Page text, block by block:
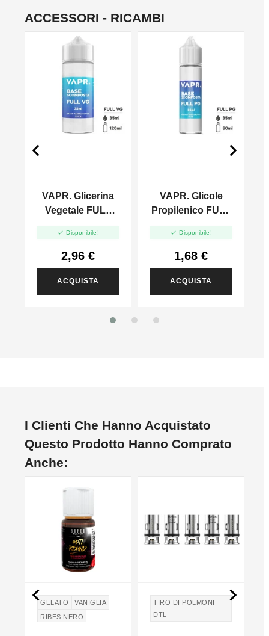
ACCESSORI - RICAMBI
VAPR. Glicerina
Vegetale FULL
120ml
 Disponibile!
2,96 €
ACQUISTA
VAPR. Glicole
Propilenico FULL
 Disponibile!
1,68 €
ACQUISTA
 
I Clienti Che Hanno Acquistato
Questo Prodotto Hanno Comprato
Anche:
GELATO
VANIGLIA
RIBES NERO
TIRO DI POLMONI
DTL
 